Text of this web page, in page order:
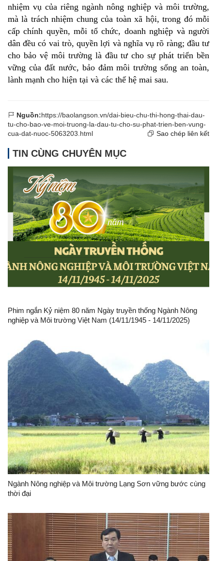
nhiệm vụ của riêng ngành nông nghiệp và môi trường,
mà là trách nhiệm chung của toàn xã hội, trong đó mỗi
cấp chính quyền, mỗi tổ chức, doanh nghiệp và người
dân đều có vai trò, quyền lợi và nghĩa vụ rõ ràng; đầu tư
cho bảo vệ môi trường là đầu tư cho sự phát triển bền
vững của đất nước, bảo đảm môi trường sống an toàn,
lành mạnh cho hiện tại và các thế hệ mai sau.
Nguồn:https://baolangson.vn/dai-bieu-chu-thi-hong-thai-dau-
tu-cho-bao-ve-moi-truong-la-dau-tu-cho-su-phat-trien-ben-vung-
cua-dat-nuoc-5063203.html
Sao chép liên kết
TIN CÙNG CHUYÊN MỤC
Phim ngắn Kỷ niệm 80 năm Ngày truyền thống Ngành Nông
nghiệp và Môi trường Việt Nam (14/11/1945 - 14/11/2025)
Ngành Nông nghiệp và Môi trường Lạng Sơn vững bước cùng
thời đại